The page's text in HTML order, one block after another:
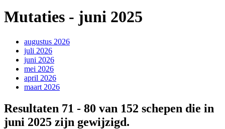
Mutaties - juni 2025
augustus 2026
juli 2026
juni 2026
mei 2026
april 2026
maart 2026
Resultaten 71 - 80 van 152 schepen die in
juni 2025 zijn gewijzigd.